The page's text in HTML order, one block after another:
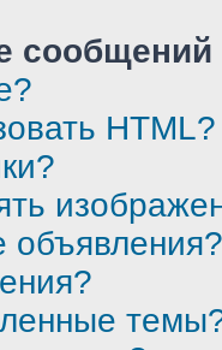
HTML?
объявления?